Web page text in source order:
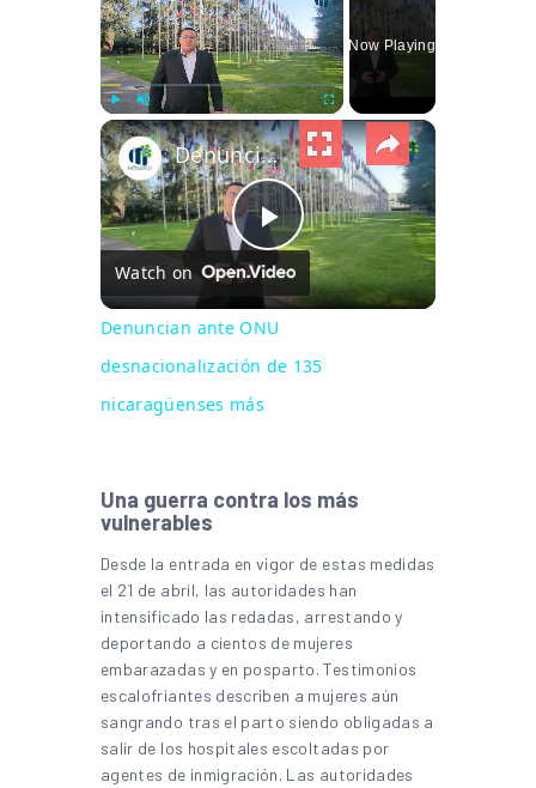
Play Unmute Fullscreen
Now Playing
×
Play Video
Denuncian ante ONU desnacionalización de 135 nicaragüenses más
Watch on
Denuncian ante ONU
desnacionalización de 135
nicaragüenses más
Una guerra contra los más
vulnerables
Desde la entrada en vigor de estas medidas
el 21 de abril, las autoridades han
intensificado las redadas, arrestando y
deportando a cientos de mujeres
embarazadas y en posparto. Testimonios
escalofriantes describen a mujeres aún
sangrando tras el parto siendo obligadas a
salir de los hospitales escoltadas por
agentes de inmigración. Las autoridades